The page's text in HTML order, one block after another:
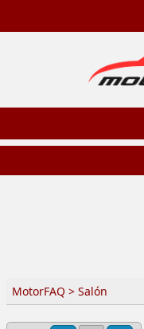
MotorFAQ > Salón